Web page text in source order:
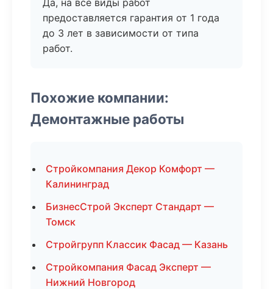
Да, на все виды работ
предоставляется гарантия от 1 года
до 3 лет в зависимости от типа
работ.
Похожие компании:
Демонтажные работы
Стройкомпания Декор Комфорт —
Калининград
БизнесСтрой Эксперт Стандарт —
Томск
Стройгрупп Классик Фасад — Казань
Стройкомпания Фасад Эксперт —
Нижний Новгород